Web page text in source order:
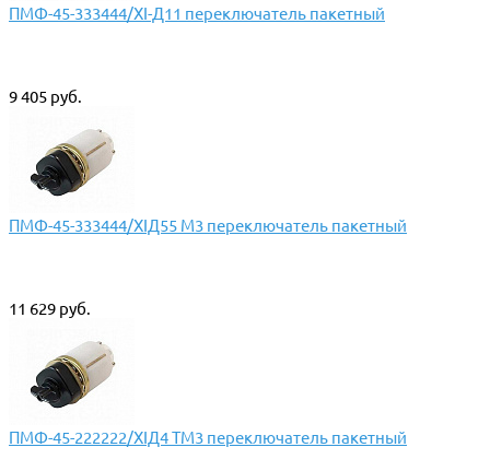
ПМФ-45-333444/ХI-Д11 переключатель пакетный
9 405 руб.
ПМФ-45-333444/XIД55 М3 переключатель пакетный
11 629 руб.
ПМФ-45-222222/XIД4 ТМ3 переключатель пакетный